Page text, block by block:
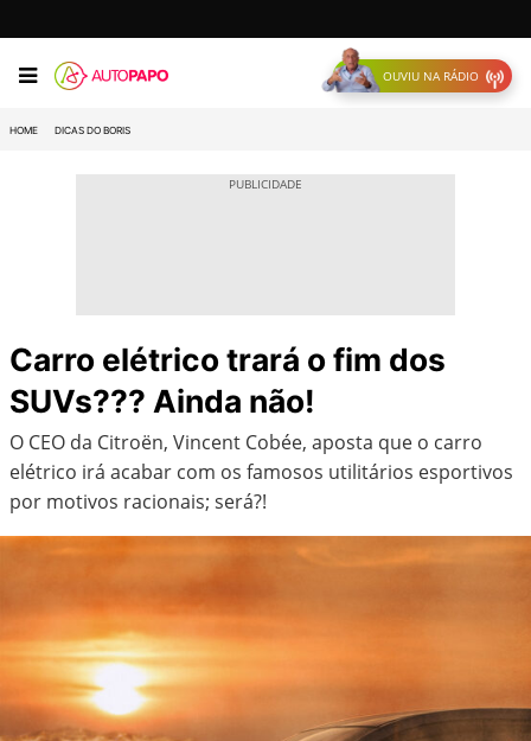
OUVIU NA RÁDIO
HOME DICAS DO BORIS
Carro elétrico trará o fim dos
SUVs??? Ainda não!
O CEO da Citroën, Vincent Cobée, aposta que o carro
elétrico irá acabar com os famosos utilitários esportivos
por motivos racionais; será?!